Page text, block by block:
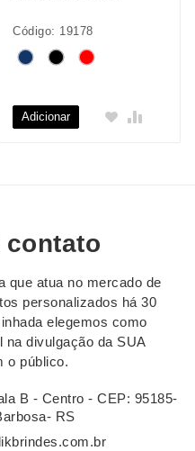
Código: 19178
Adicionar
contato
que atua no mercado de
personalizados há 30
elegemos como
na divulgação da SUA
o público.
B - Centro - CEP: 95185-
RS